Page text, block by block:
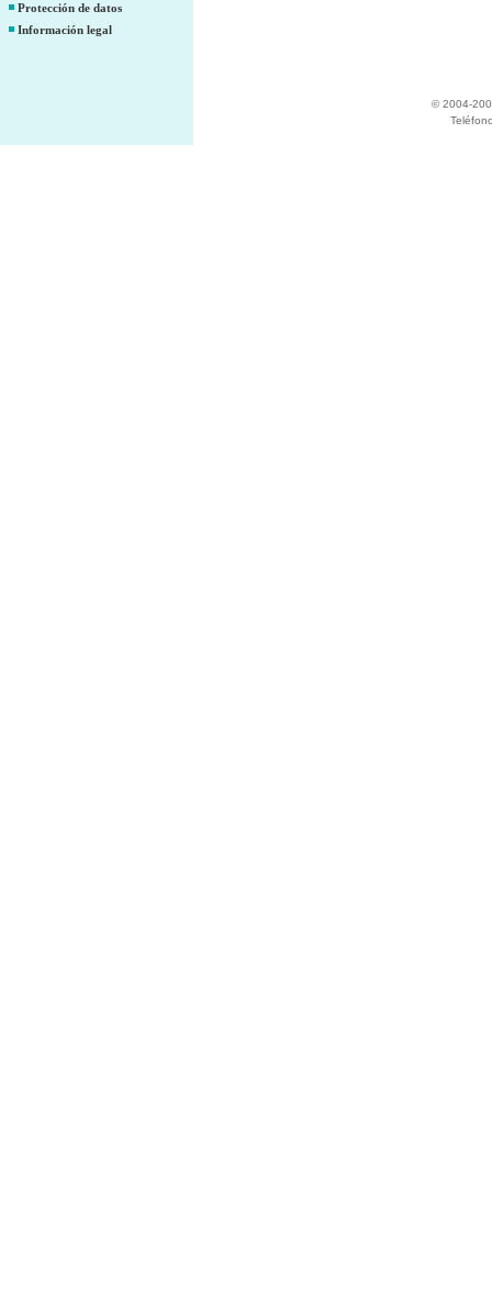
Protección de datos
Información legal
© 2004-